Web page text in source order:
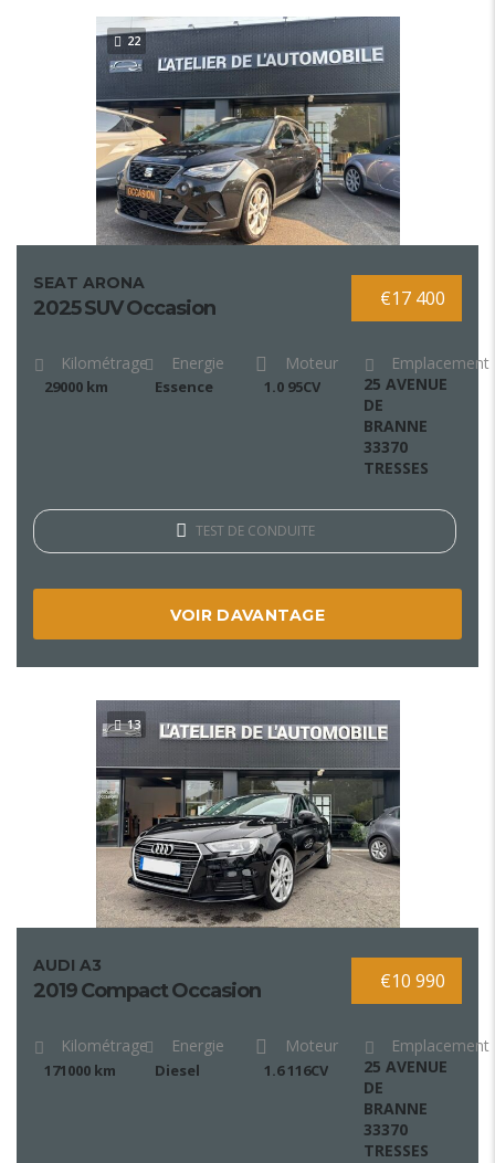
22
€17 400
SEAT ARONA
2025 SUV Occasion
Kilométrage
29000 km
Energie
Essence
Moteur
1.0 95CV
Emplacement
25 AVENUE
DE
BRANNE
33370
TRESSES
TEST DE CONDUITE
VOIR DAVANTAGE
13
€10 990
AUDI A3
2019 Compact Occasion
Kilométrage
171000 km
Energie
Diesel
Moteur
1.6 116CV
Emplacement
25 AVENUE
DE
BRANNE
33370
TRESSES